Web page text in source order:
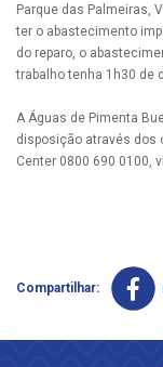
Parque das Palmeiras,
ter o abastecimento
do reparo, o
trabalho tenha 1h30 de
A Águas de Pimenta
disposição através dos
Center 0800 690 0100,
Compartilhar: